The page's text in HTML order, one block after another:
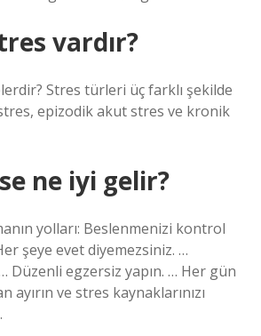
vardır?
Stres türleri üç farklı şekilde
epizodik akut stres ve kronik
ne iyi gelir?
yolları: Beslenmenizi kontrol
şeye evet diyemezsiniz. …
… Düzenli egzersiz yapın. … Her gün
ayırın ve stres kaynaklarınızı